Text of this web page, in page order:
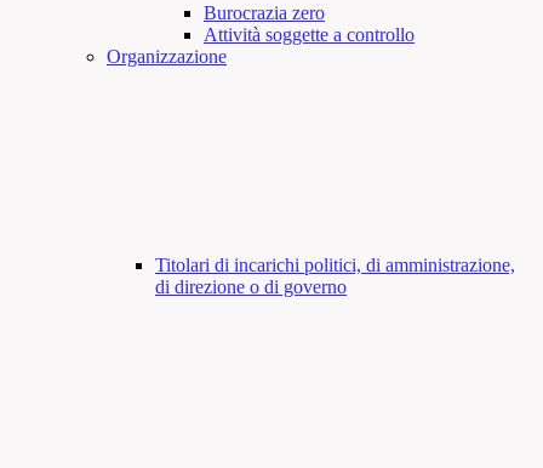
Burocrazia zero
Attività soggette a controllo
Organizzazione
Titolari di incarichi politici, di amministrazione,
di direzione o di governo